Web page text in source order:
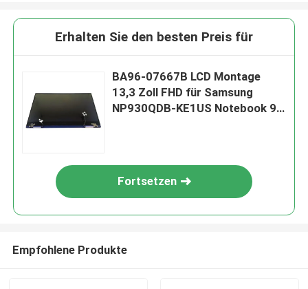
Erhalten Sie den besten Preis für
BA96-07667B LCD Montage
13,3 Zoll FHD für Samsung
NP930QDB-KE1US Notebook 9
Fortsetzen
Empfohlene Produkte